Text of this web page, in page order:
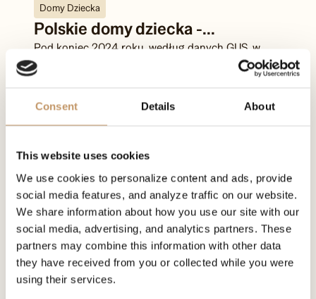
Consent Details About
This website uses cookies
We use cookies to personalize content and ads, provide
social media features, and analyze traffic on our website.
We share information about how you use our site with our
social media, advertising, and analytics partners. These
partners may combine this information with other data
they have received from you or collected while you were
using their services.
Domy Dziecka
Polskie domy dziecka -...
Pod koniec 2024 roku, według danych GUS, w
pieczy zastępczej przebywało około 77,3 tys.
Różnorodność i
szt
Aktualności